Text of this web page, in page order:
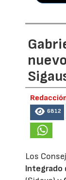
6812
Los
Integrado